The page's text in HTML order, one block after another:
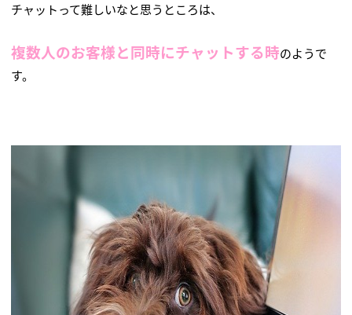
チャットって難しいなと思うところは、
複数人のお客様と同時にチャットする時のようで
す。